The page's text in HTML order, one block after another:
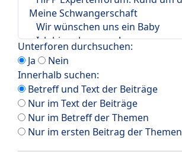
Unterforen durchsuchen:
Ja
Nein
Innerhalb suchen:
Betreff und Text der Beiträge
Nur im Text der Beiträge
Nur im Betreff der Themen
Nur im ersten Beitrag der Themen